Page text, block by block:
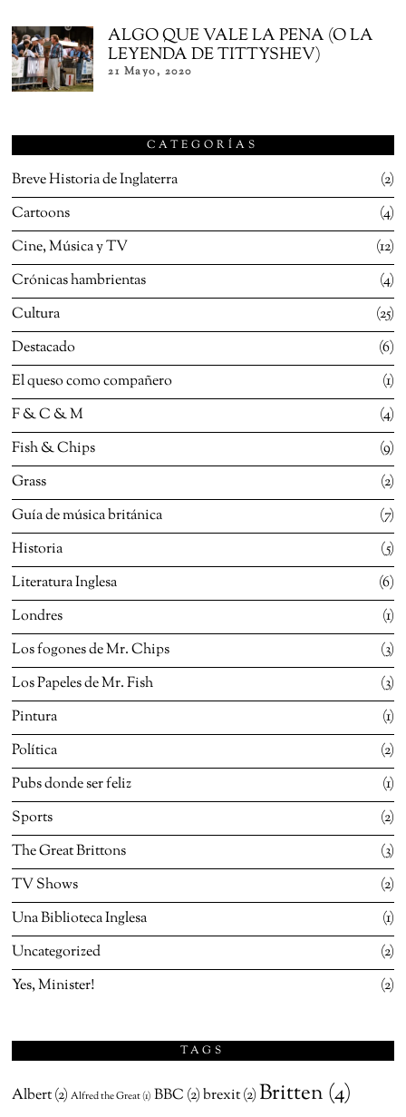
ALGO QUE VALE LA PENA (O LA
LEYENDA DE TITTYSHEV)
21 Mayo, 2020
CATEGORÍAS
Breve Historia de Inglaterra
2
Cartoons
4
Cine, Música y TV
12
Crónicas hambrientas
4
Cultura
25
Destacado
6
El queso como compañero
1
F & C & M
4
Fish & Chips
9
Grass
2
Guía de música británica
7
Historia
5
Literatura Inglesa
6
Londres
1
Los fogones de Mr. Chips
3
Los Papeles de Mr. Fish
3
Pintura
1
Política
2
Pubs donde ser feliz
1
Sports
2
The Great Brittons
3
TV Shows
2
Una Biblioteca Inglesa
1
Uncategorized
2
Yes, Minister!
2
TAGS
Albert(2) Alfred the Great(1) BBC (2)brexit(2)Britten (4)